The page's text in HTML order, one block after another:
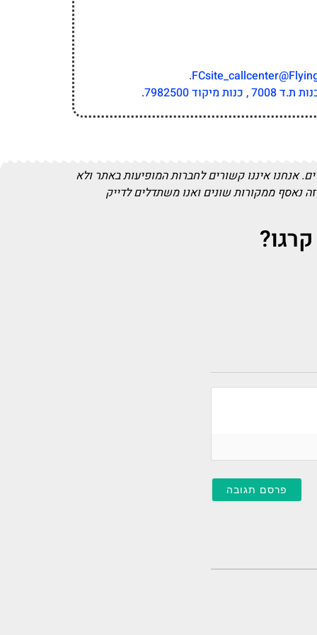
.
.
אנחנו איננו קשורים לחברות המופיעות באתר ולא
נאסף ממקורות שונים ואנו משתדלים לדייק